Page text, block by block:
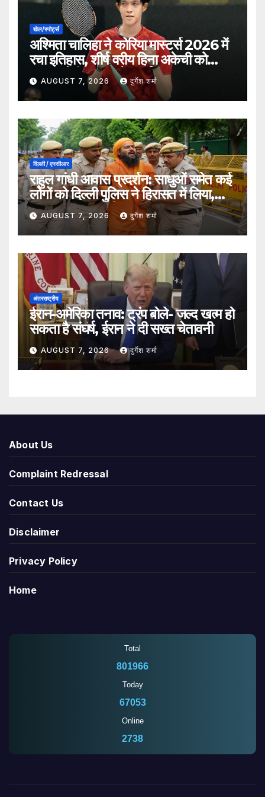
खेल/स्पोर्ट्स
अश्मिता चालिहा ने कोरिया मास्टर्स 2026 में
रचा इतिहास, शीर्ष वरीय हिना अकेची को
हराकर सेमीफाइनल में बनाई जगह
AUGUST 7, 2026 दुर्गेश शर्मा
दिल्ली / एनसीआर
राहुल गांधी आवास प्रदर्शन: साधुओं समेत कई
लोगों को दिल्ली पुलिस ने हिरासत में लिया,
सुरक्षा व्यवस्था कड़ी
AUGUST 7, 2026 दुर्गेश शर्मा
अंतरराष्ट्रीय
ईरान-अमेरिका तनाव: ट्रंप बोले- जल्द खत्म हो
सकता है संघर्ष, ईरान ने दी सख्त चेतावनी
AUGUST 7, 2026 दुर्गेश शर्मा
About Us
Complaint Redressal
Contact Us
Disclaimer
Privacy Policy
Home
Total
801966
Today
67053
Online
2738